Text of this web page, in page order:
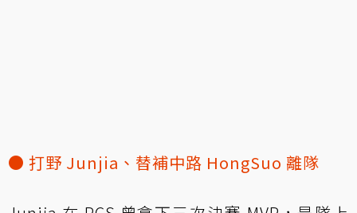
● 打野 Junjia、替補中路 HongSuo 離隊